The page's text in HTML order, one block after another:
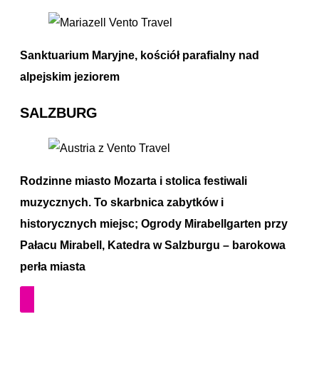
Sanktuarium Maryjne, kościół parafialny nad
alpejskim jeziorem
SALZBURG
Rodzinne miasto Mozarta i stolica festiwali
muzycznych. To skarbnica zabytków i
historycznych miejsc; Ogrody Mirabellgarten przy
Pałacu Mirabell, Katedra w Salzburgu – barokowa
perła miasta